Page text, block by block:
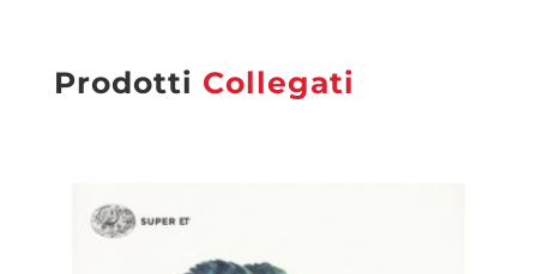
Prodotti Collegati